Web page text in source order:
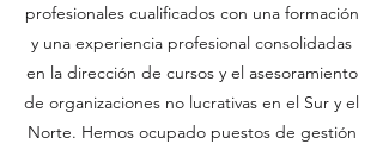
profesionales cualificados con una formación
y una experiencia profesional consolidadas
en la dirección de cursos y el asesoramiento
de organizaciones no lucrativas en el Sur y el
Norte. Hemos ocupado puestos de gestión